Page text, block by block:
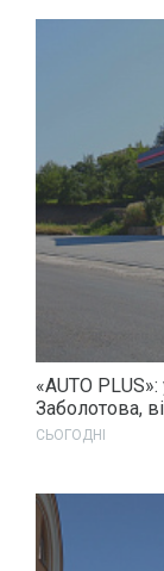
«AUTO
Заболотова,
СЬОГОДНІ